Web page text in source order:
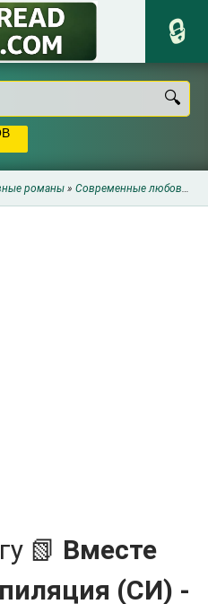
романы » Современные любовные романы
📗 Вместе
(СИ) -